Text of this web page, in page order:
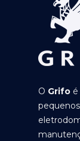
O Grifo